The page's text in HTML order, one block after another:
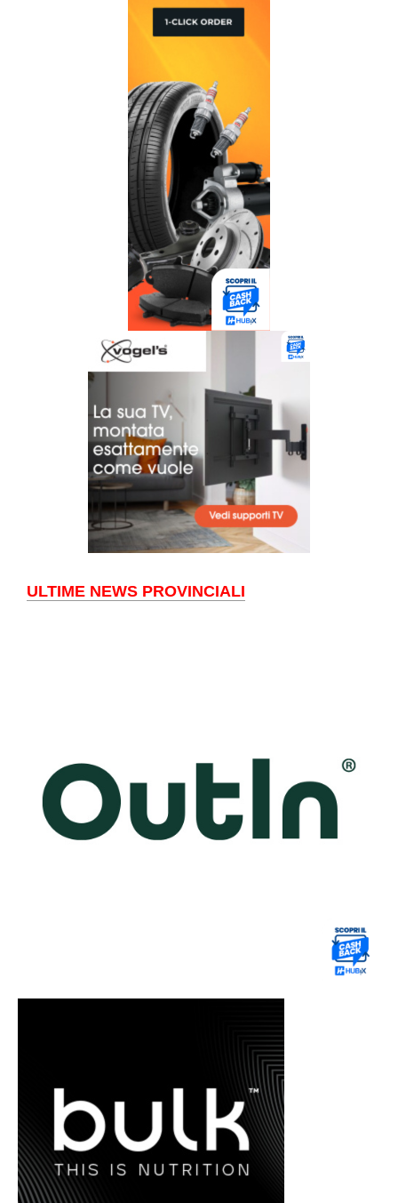
ULTIME NEWS PROVINCIALI